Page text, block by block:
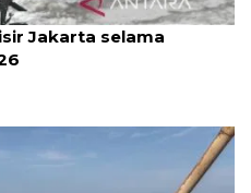
Jakarta selama